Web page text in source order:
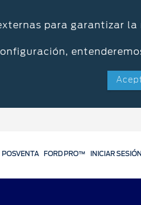
para garantizar
POSVENTA FORD PRO™ INICIAR SESIÓN